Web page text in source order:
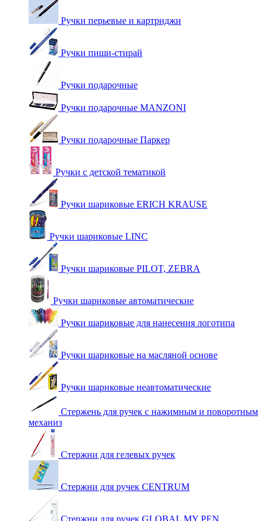
Ручки перьевые и картриджи
Ручки пиши-стирай
Ручки подарочные
Ручки подарочные MANZONI
Ручки подарочные Паркер
Ручки с детской тематикой
Ручки шариковые ERICH KRAUSE
Ручки шариковые LINC
Ручки шариковые PILOT, ZEBRA
Ручки шариковые автоматические
Ручки шариковые для нанесения логотипа
Ручки шариковые на масляной основе
Ручки шариковые неавтоматические
Стержень для ручек с нажимным и поворотным
механиз
Стержни для гелевых ручек
Стержни для ручек CENTRUM
Стержни для ручек GLOBAL MY PEN